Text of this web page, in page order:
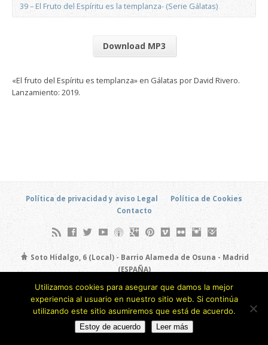
39 – El Fruto del Espíritu es la templanza- (Serie Gálatas)
Download MP3
«El fruto del Espíritu es templanza» en Gálatas por David Rivero.
Lanzamiento: 2019.
Política de privacidad y aviso Legal
Política de Cookies
Contacto
Soto Hidalgo, 6 (Local) - Barrio Alameda de Osuna - Madrid
(ESPAÑA)
Copyright © 2026
Utilizamos cookies para asegurar que damos la mejor
experiencia al usuario en nuestro sitio web. Si continúa
utilizando este sitio asumiremos que está de acuerdo.
Estoy de acuerdo Leer más